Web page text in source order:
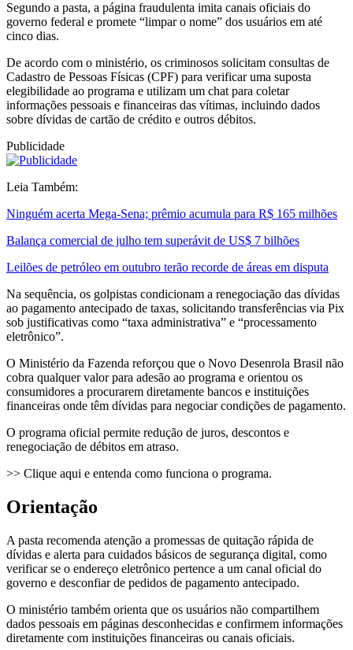
Segundo a pasta, a página fraudulenta imita canais oficiais do
governo federal e promete “limpar o nome” dos usuários em até
cinco dias.
De acordo com o ministério, os criminosos solicitam consultas de
Cadastro de Pessoas Físicas (CPF) para verificar uma suposta
elegibilidade ao programa e utilizam um chat para coletar
informações pessoais e financeiras das vítimas, incluindo dados
sobre dívidas de cartão de crédito e outros débitos.
Publicidade
Leia Também:
Ninguém acerta Mega-Sena; prêmio acumula para R$ 165 milhões
Balança comercial de julho tem superávit de US$ 7 bilhões
Leilões de petróleo em outubro terão recorde de áreas em disputa
Na sequência, os golpistas condicionam a renegociação das dívidas
ao pagamento antecipado de taxas, solicitando transferências via Pix
sob justificativas como “taxa administrativa” e “processamento
eletrônico”.
O Ministério da Fazenda reforçou que o Novo Desenrola Brasil não
cobra qualquer valor para adesão ao programa e orientou os
consumidores a procurarem diretamente bancos e instituições
financeiras onde têm dívidas para negociar condições de pagamento.
O programa oficial permite redução de juros, descontos e
renegociação de débitos em atraso.
>> Clique aqui e entenda como funciona o programa.
Orientação
A pasta recomenda atenção a promessas de quitação rápida de
dívidas e alerta para cuidados básicos de segurança digital, como
verificar se o endereço eletrônico pertence a um canal oficial do
governo e desconfiar de pedidos de pagamento antecipado.
O ministério também orienta que os usuários não compartilhem
dados pessoais em páginas desconhecidas e confirmem informações
diretamente com instituições financeiras ou canais oficiais.